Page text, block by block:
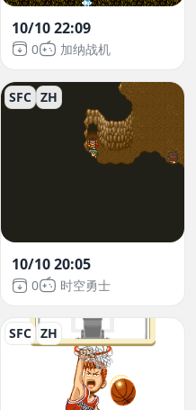
10/10 22:09
0 加纳战机
SFC ZH
10/10 20:05
0 时空勇士
SFC ZH